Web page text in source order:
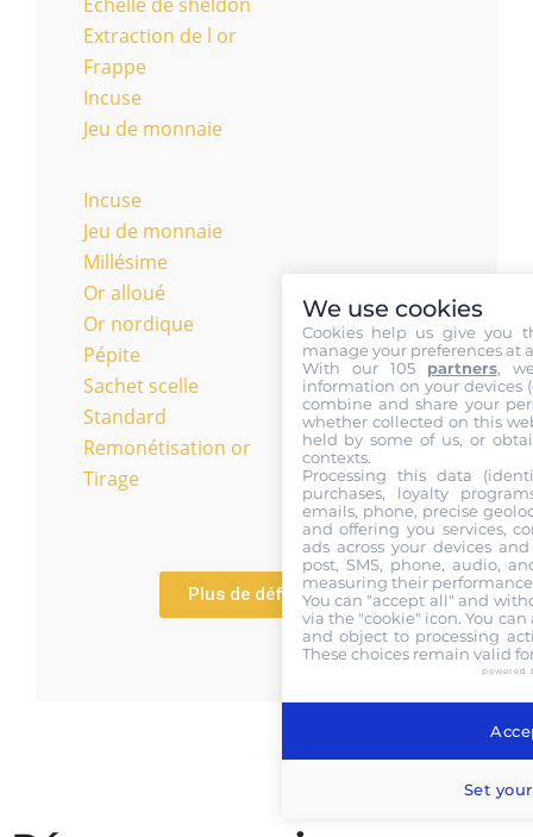
Extraction de l or
Frappe
Incuse
Jeu de monnaie
Incuse
Jeu de monnaie
Millésime
Or alloué
Or nordique
Pépite
Sachet scelle
Standard
Remonétisation or
Tirage
Plus de définitions
We use cookies
Cookies help us give you
manage your preferences at
With our 105 partners,
information on your devices
combine and share your
whether collected on this
held by some of us, or
contexts.
Processing this data
purchases, loyalty
emails, phone, precise
and offering you services,
ads across your devices
post, SMS, phone, audio,
measuring their
You can "accept all" and
via the "cookie" icon. You
and object to processing
These choices remain valid
powered
Set